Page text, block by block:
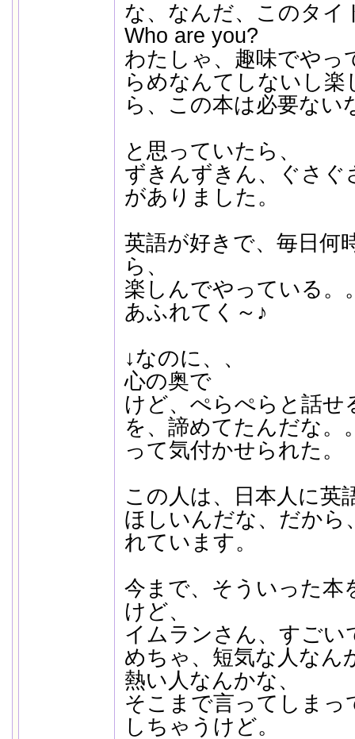
な、なんだ、このタイ
Who are you?
わたしゃ、趣味でやっ
らめなんてしないし
ら、この本は必要ない
と思っていたら、
ずきんずきん、ぐさぐ
がありました。
英語が好きで、毎日何
ら、
楽しんでやっている。
あふれてく～♪
↓なのに、、
心の奥で
けど、ぺらぺらと話せ
を、諦めてたんだな。
って気付かせられた。
この人は、日本人に英
ほしいんだな、だから
れています。
今まで、そういった本
けど、
イムランさん、すごい
めちゃ、短気な人なん
熱い人なんかな、
そこまで言ってしまっ
しちゃうけど。